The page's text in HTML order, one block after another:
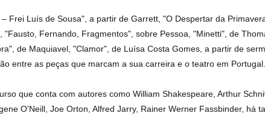
Frei Luís de Sousa", a partir de Garrett, "O Despertar da
"Fausto, Fernando, Fragmentos", sobre Pessoa, "Minetti", de
de Maquiavel, "Clamor", de Luísa Costa Gomes, a partir de
entre as peças que marcam a sua carreira e o teatro em Portugal.
que conta com autores como William Shakespeare, Arthur
O'Neill, Joe Orton, Alfred Jarry, Rainer Werner Fassbinder, há